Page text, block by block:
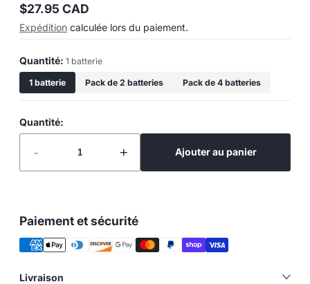
Prix
normal
$27.95 CAD
Expédition calculée lors du paiement.
Quantité: 1 batterie
1 batterie Pack de 2 batteries Pack de 4 batteries
Quantité:
- + Ajouter au panier
Paiement et sécurité
Livraison